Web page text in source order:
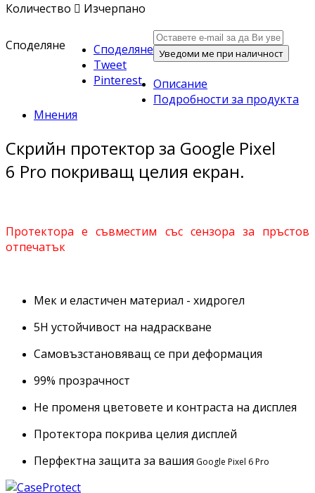
Количество  Изчерпано
Споделяне
Споделяне
Tweet
Pinterest
Уведоми ме при наличност
Описание
Подробности за продукта
Мнения
Скрийн протектор за Google Pixel
6 Pro покриващ целия екран.
Протектора е съвместим със сензора за пръстов
отпечатък
Мек и еластичен материал - хидрогел
5Н устойчивост на надраскване
Самовъзстановяващ се при деформация
99% прозрачност
Не променя цветовете и контраста на дисплея
Протектора покрива целия дисплей
Перфектна защита за вашия Google Pixel 6 Pro